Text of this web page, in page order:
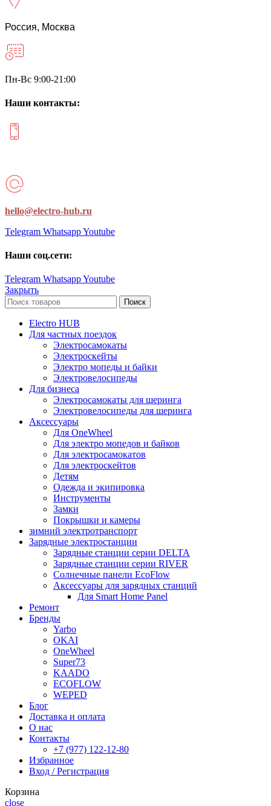
Россия, Москва
Пн-Вс 9:00-21:00
Наши контакты:
hello@electro-hub.ru
Telegram WhatsappYoutube
Наши соц.сети:
Telegram WhatsappYoutube
Закрыть
Поиск
Electro HUB
Для частных поездок
Электросамокаты
Электроскейты
Электро мопеды и байки
Электровелосипеды
Для бизнеса
Электросамокаты для шеринга
Электровелосипеды для шеринга
Аксессуары
Для OneWheel
Для электро мопедов и байков
Для электросамокатов
Для электроскейтов
Детям
Одежда и экипировка
Инструменты
Замки
Покрышки и камеры
зимний электротранспорт
Зарядные электростанции
Зарядные станции серии DELTA
Зарядные станции серии RIVER
Солнечные панели EcoFlow
Аксессуары для зарядных станций
Для Smart Home Panel
Ремонт
Бренды
Yarbo
OKAI
OneWheel
Super73
KAADO
EСOFLOW
WEPED
Блог
Доставка и оплата
О нас
Контакты
+7 (977) 122-12-80
Избранное
Вход / Регистрация
Корзина
close